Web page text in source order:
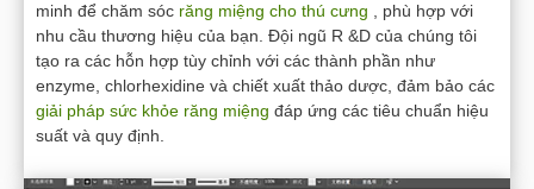
minh để chăm sóc răng miệng cho thú cưng , phù hợp với
nhu cầu thương hiệu của bạn. Đội ngũ R &D của chúng tôi
tạo ra các hỗn hợp tùy chỉnh với các thành phần như
enzyme, chlorhexidine và chiết xuất thảo dược, đảm bảo các
giải pháp sức khỏe răng miệng đáp ứng các tiêu chuẩn hiệu
suất và quy định.